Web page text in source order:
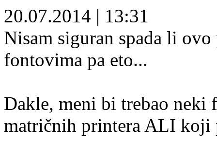
20.07.2014 | 13:31
Nisam siguran spada li
fontovima pa eto...
Dakle, meni bi trebao
matričnih printera ALI koji